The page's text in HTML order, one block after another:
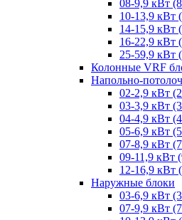
08-9,9 кВт
10-13,9 кВт
14-15,9 кВт
16-22,9 кВт
25-59,9 кВт
Колонные VRF
Напольно-
02-2,9 кВт
03-3,9 кВт
04-4,9 кВт
05-6,9 кВт
07-8,9 кВт
09-11,9 кВт
12-16,9 кВт
Наружные блоки
03-6,9 кВт
07-9,9 кВт